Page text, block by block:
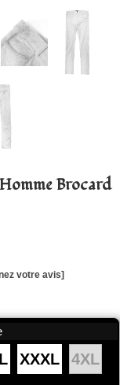
Brocard
votre avis]
XXXL
4XL